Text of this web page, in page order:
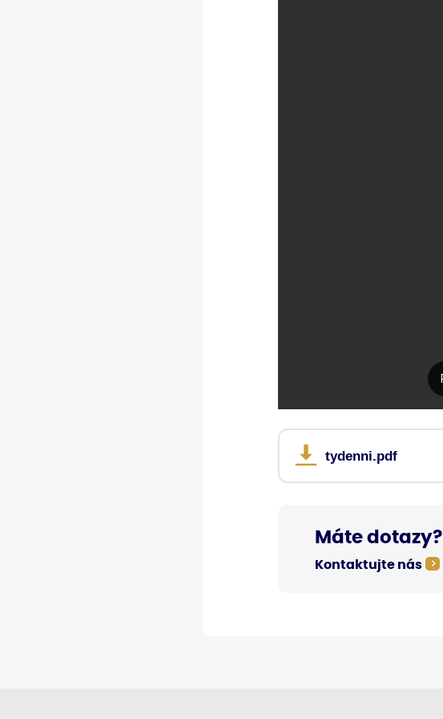
tydenni.pdf
Máte dotazy?
Kontaktujte nás